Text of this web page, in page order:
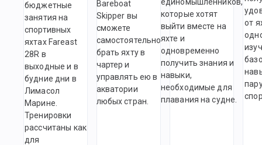
бюджетные
занятия на
спортивных
яхтах Fareast
28R в
выходные и в
будние дни в
Лимасол
Марине.
Тренировки
рассчитаны как
для
Bareboat
Skipper вы
сможете
самостоятельно
брать яхту в
чартер и
управлять ею в
акватории
любых стран.
которые хотят
выйти вместе на
яхте и
одновременно
получить знания и
навыки,
необходимые для
плавания на судне.
от